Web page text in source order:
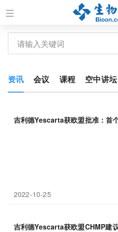
资讯 会议 课程 空中讲坛
吉利德Yescarta获欧盟批准：首
2022-10-25
吉利德Yescarta获欧盟CHMP建